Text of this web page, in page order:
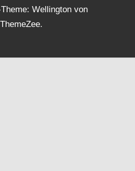
Wellington von
ThemeZee.